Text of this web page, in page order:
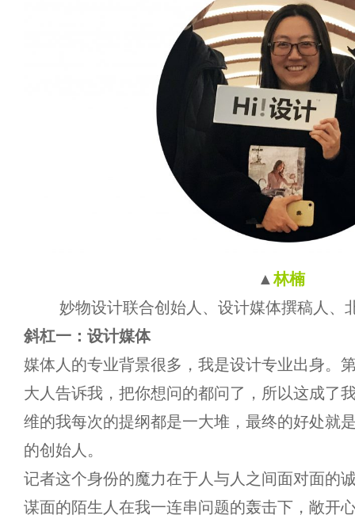
▲林楠
妙物设计联合创始人、设计媒体撰稿人、
斜杠一：设计媒体
媒体人的专业背景很多，我是设计专业出身。
大人告诉我，把你想问的都问了，所以这成了
维的我每次的提纲都是一大堆，最终的好处就
的创始人。
记者这个身份的魔力在于人与人之间面对面的
谋面的陌生人在我一连串问题的轰击下，敞开